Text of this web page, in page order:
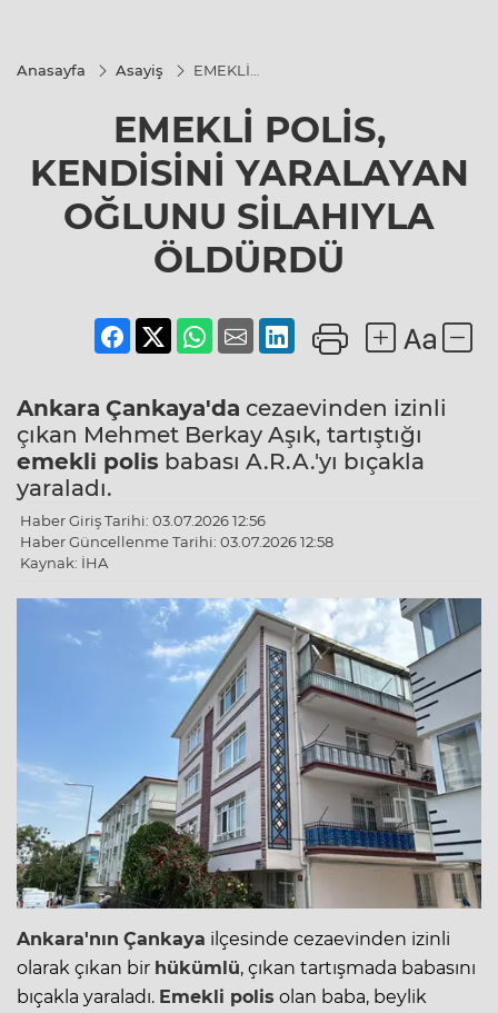
Anasayfa Asayiş
EMEKLİ
KENDİSİNİ
YARALAYAN
OĞLUNU
SİLAHIYLA
ÖLDÜRDÜ
EMEKLİ POLİS,
KENDİSİNİ YARALAYAN
OĞLUNU SİLAHIYLA
ÖLDÜRDÜ
Ankara Çankaya'da cezaevinden izinli
çıkan Mehmet Berkay Aşık, tartıştığı
emekli polis babası A.R.A.'yı bıçakla
yaraladı.
Haber Giriş Tarihi: 03.07.2026 12:56
Haber Güncellenme Tarihi: 03.07.2026 12:58
Kaynak: İHA
Ankara'nın Çankaya ilçesinde cezaevinden izinli
olarak çıkan bir hükümlü, çıkan tartışmada babasını
bıçakla yaraladı. Emekli polis olan baba, beylik